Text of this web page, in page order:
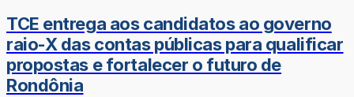
TCE entrega aos candidatos ao governo
raio-X das contas públicas para qualificar
propostas e fortalecer o futuro de
Rondônia